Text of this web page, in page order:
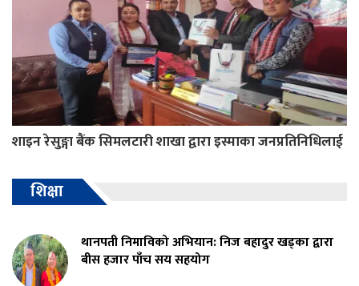
शाइन रेसुङ्गा बैंक सिमलटारी शाखा द्वारा इस्माका जनप्रतिनिधिलाई
शिक्षा
थानपती निमाविको अभियान: निज बहादुर खड्का द्वारा
बीस हजार पाँच सय सहयोग